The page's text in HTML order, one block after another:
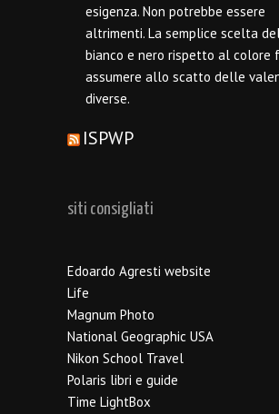
esigenza. Non potrebbe essere
altrimenti. La semplice scelta
bianco e nero rispetto al colore
assumere allo scatto delle
diverse.
ISPWP
siti consigliati
Edoardo Agresti website
Life
Magnum Photo
National Geographic USA
Nikon School Travel
Polaris libri e guide
Time LightBox